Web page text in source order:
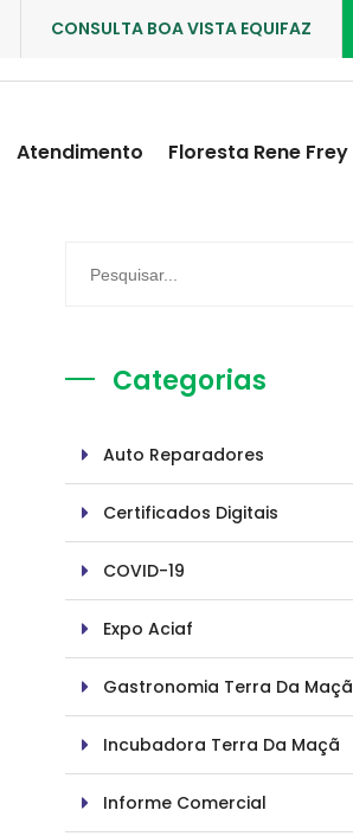
CONSULTA BOA VISTA EQUIFAZ
Atendimento Floresta Rene Frey
Categorias
Auto Reparadores
Certificados Digitais
COVID-19
Expo Aciaf
Gastronomia Terra Da Maçã
Incubadora Terra Da Maçã
Informe Comercial